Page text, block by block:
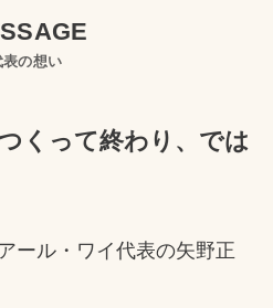
表の想い
くって終わり、では
ール・ワイ代表の矢野正